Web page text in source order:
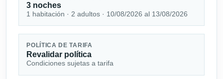
3 noches
1 habitación · 2 adultos · 10/08/2026 al 13/08/2026
POLÍTICA DE TARIFA
Revalidar política
Condiciones sujetas a tarifa